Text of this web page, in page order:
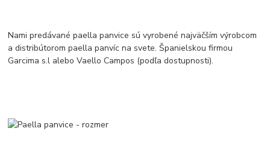
Nami predávané paella panvice sú vyrobené najväčším výrobcom
a distribútorom paella panvíc na svete. Španielskou firmou
Garcima s.l alebo Vaello Campos (podľa dostupnosti).